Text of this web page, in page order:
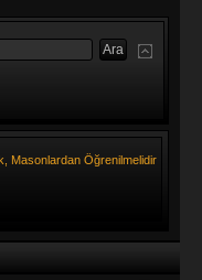
Masonlardan Öğrenilmelidir